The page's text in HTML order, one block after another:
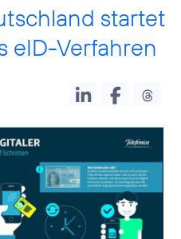
startet
eID-Verfahren